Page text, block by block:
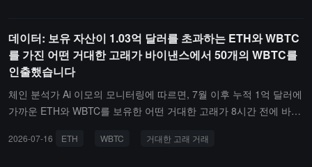
러와 63,950달러, 평가 이익은 1,259.3만 달러입니다.
데이터: 보유 자산이 1.03억 달러를 초과하는 ETH와 WBTC
를 가진 어떤 거대한 고래가 바이낸스에서 50개의 WBTC를
인출했습니다
체인 분석가 Ai 이모의 모니터링에 따르면, 7월 이후 누적 1억 달러에
가까운 ETH와 WBTC를 보유한 어떤 거대한 고래가 8시간 전에 바이
량은 49,400개, WBTC 수량은 300개로 업데이트되었으며, 총 가치는
2026-07-16 ETH WBTC 거대한 고래 거래